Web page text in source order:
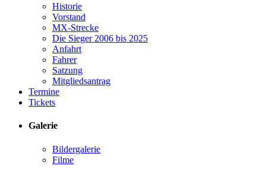
Historie
Vorstand
MX-Strecke
Die Sieger 2006 bis 2025
Anfahrt
Fahrer
Satzung
Mitgliedsantrag
Termine
Tickets
Galerie
Bildergalerie
Filme